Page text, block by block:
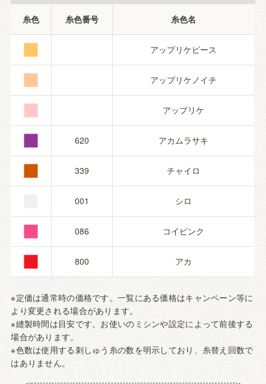
糸色 糸色番号 糸色名
■ アップリケピース
■ アップリケノイチ
■ アップリケ
■ 620 アカムラサキ
■ 339 チャイロ
■ 001 シロ
■ 086 コイピンク
■ 800 アカ
※定価は通常時の価格です。一覧にある価格はキャンペーン等に
より変更される場合があります。
※縫製時間は目安です。お使いのミシンや設定によって前後する
場合があります。
※色数は使用する刺しゅう糸の数を明示しており、糸替え回数で
はありません。